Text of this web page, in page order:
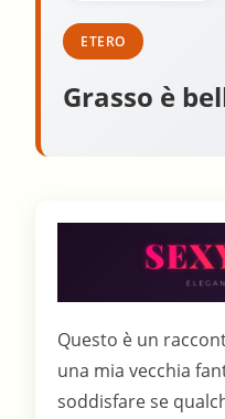
ETERO
Grasso è
Questo è un
una mia vecchia
soddisfare se